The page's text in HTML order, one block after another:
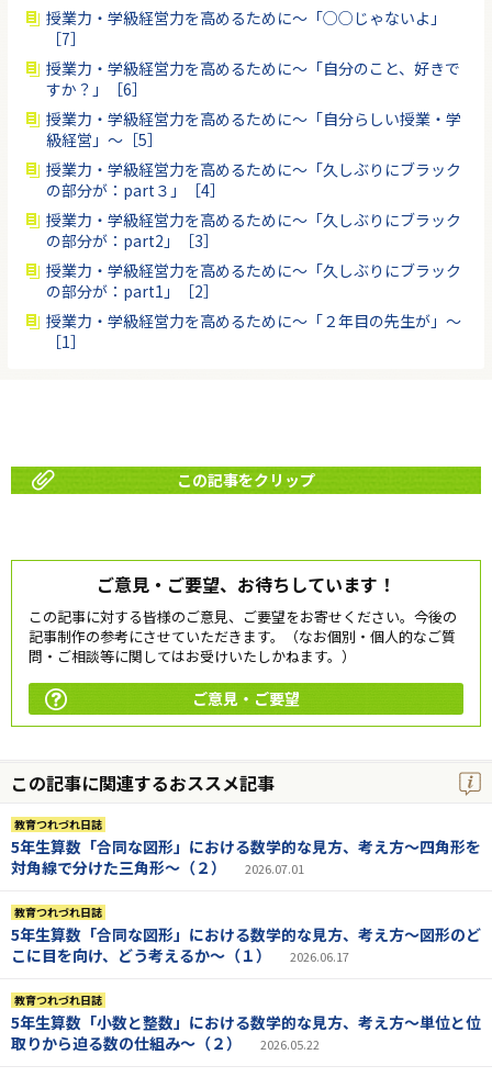
授業力・学級経営力を高めるために〜「○○じゃないよ」
［7］
授業力・学級経営力を高めるために〜「自分のこと、好きで
すか？」［6］
授業力・学級経営力を高めるために〜「自分らしい授業・学
級経営」〜［5］
授業力・学級経営力を高めるために〜「久しぶりにブラック
の部分が：part３」［4］
授業力・学級経営力を高めるために〜「久しぶりにブラック
の部分が：part2」［3］
授業力・学級経営力を高めるために〜「久しぶりにブラック
の部分が：part1」［2］
授業力・学級経営力を高めるために〜「２年目の先生が」〜
［1］
この記事をクリップ
ご意見・ご要望、お待ちしています！
この記事に対する皆様のご意見、ご要望をお寄せください。今後の
記事制作の参考にさせていただきます。（なお個別・個人的なご質
問・ご相談等に関してはお受けいたしかねます。）
ご意見・ご要望
この記事に関連するおススメ記事
教育つれづれ日誌
5年生算数「合同な図形」における数学的な見方、考え方～四角形を
対角線で分けた三角形～（２）
2026.07.01
教育つれづれ日誌
5年生算数「合同な図形」における数学的な見方、考え方～図形のど
こに目を向け、どう考えるか～（１）
2026.06.17
教育つれづれ日誌
5年生算数「小数と整数」における数学的な見方、考え方〜単位と位
取りから迫る数の仕組み〜（２）
2026.05.22